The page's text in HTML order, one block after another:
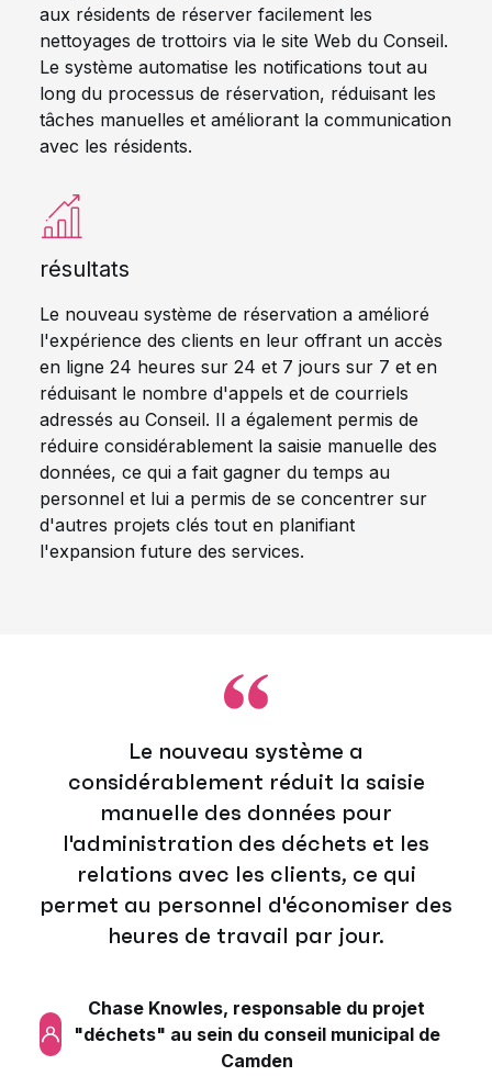
aux résidents de réserver facilement les
nettoyages de trottoirs via le site Web du Conseil.
Le système automatise les notifications tout au
long du processus de réservation, réduisant les
tâches manuelles et améliorant la communication
avec les résidents.
résultats
Le nouveau système de réservation a amélioré
l'expérience des clients en leur offrant un accès
en ligne 24 heures sur 24 et 7 jours sur 7 et en
réduisant le nombre d'appels et de courriels
adressés au Conseil. Il a également permis de
réduire considérablement la saisie manuelle des
données, ce qui a fait gagner du temps au
personnel et lui a permis de se concentrer sur
d'autres projets clés tout en planifiant
l'expansion future des services.
Le nouveau système a
considérablement réduit la saisie
manuelle des données pour
l'administration des déchets et les
relations avec les clients, ce qui
permet au personnel d'économiser des
heures de travail par jour.
Chase Knowles, responsable du projet
"déchets" au sein du conseil municipal de
Camden